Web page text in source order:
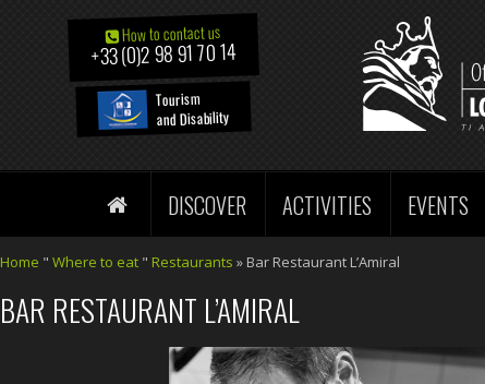
How to contact us
+33 (0)2 98 91 70 14
Tourism
and Disability
DISCOVER ACTIVITIES EVENTS
Home " Where to eat" Restaurants » Bar Restaurant L’Amiral
BAR RESTAURANT L’AMIRAL